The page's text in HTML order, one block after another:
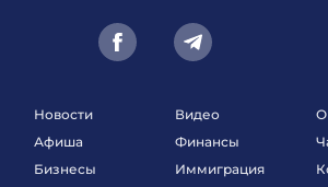
Новости
Афиша
Бизнесы
Видео
Финансы
Иммиграция
О